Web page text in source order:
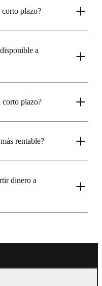
corto plazo?
a
corto plazo?
rentable?
dinero a